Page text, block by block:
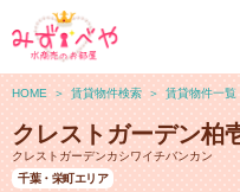
HOME ＞ 賃貸物件検索 ＞ 賃貸物件一覧
クレストガーデン柏
クレストガーデンカシワイチバンカン
千葉・栄町エリア